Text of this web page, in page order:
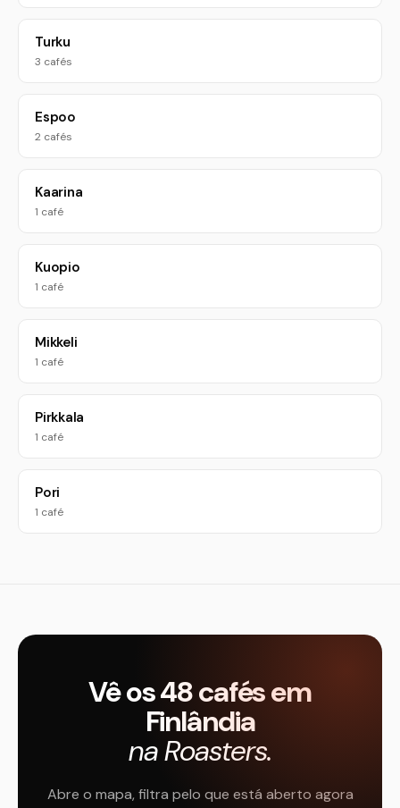
Turku
3 cafés
Espoo
2 cafés
Kaarina
1 café
Kuopio
1 café
Mikkeli
1 café
Pirkkala
1 café
Pori
1 café
Vê os 48 cafés em
Finlândia
na Roasters.
Abre o mapa, filtra pelo que está aberto agora